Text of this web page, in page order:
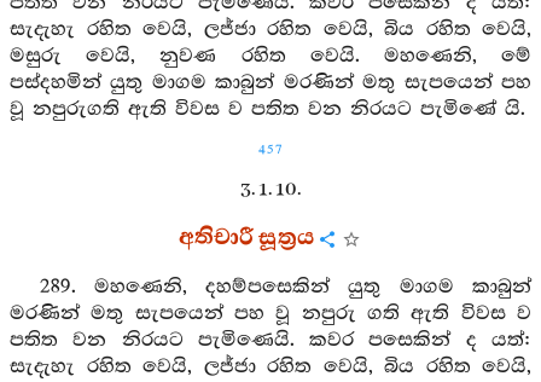
සැදැහැ රහිත වෙයි, ලජ්ජා රහිත වෙයි, බිය රහිත වෙයි,
මසුරු වෙයි, නුවණ රහිත වෙයි. මහණෙනි, මේ
පස්දහමින් යුතු මාගම කාබුන් මරණින් මතු සැපයෙන් පහ
වූ නපුරුගති ඇති විවස ව පතිත වන නිරයට පැමිණේ යි.
457
3. 1. 10.
අතිචාරී සූත්‍රය
289. මහණෙනි, දහම්පසෙකින් යුතු මාගම කාබුන්
මරණින් මතු සැපයෙන් පහ වූ නපුරු ගති ඇති විවස ව
පතිත වන නිරයට පැමිණෙයි. කවර පසෙකින් ද යත්:
සැදැහැ රහිත වෙයි, ලජ්ජා රහිත වෙයි, බිය රහිත වෙයි,